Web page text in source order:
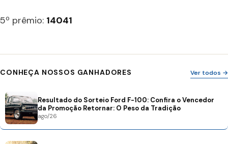
5º prêmio: 14041
CONHEÇA NOSSOS GANHADORES Ver todos →
Resultado do Sorteio Ford F-100: Confira o Vencedor
da Promoção Retornar: O Peso da Tradição
ago/26